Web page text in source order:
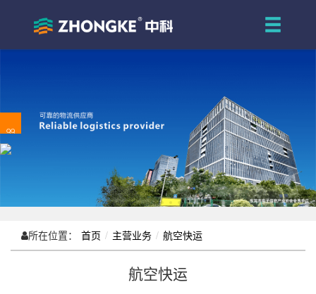
所在位置： 首页 主营业务 航空快运
航空快运
QQ